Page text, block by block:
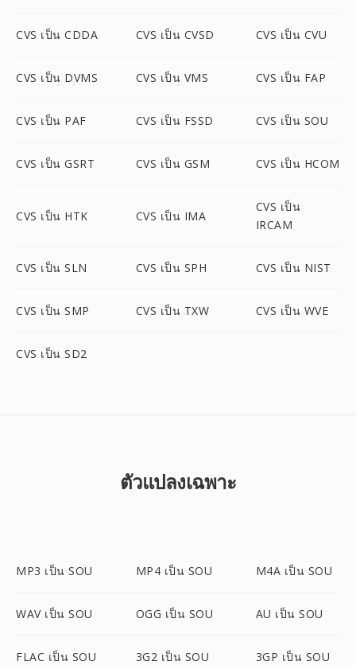
CVS เป็น CDDA CVS เป็น CVSD CVS เป็น CVU
CVS เป็น DVMS CVS เป็น VMS CVS เป็น FAP
CVS เป็น PAF CVS เป็น FSSD CVS เป็น SOU
CVS เป็น GSRT CVS เป็น GSM CVS เป็น HCOM
CVS เป็น HTK CVS เป็น IMA
CVS เป็น
IRCAM
CVS เป็น SLN CVS เป็น SPH CVS เป็น NIST
CVS เป็น SMP CVS เป็น TXW CVS เป็น WVE
CVS เป็น SD2
ตัวแปลงเฉพาะ
MP3 เป็น SOU MP4 เป็น SOU M4A เป็น SOU
WAV เป็น SOU OGG เป็น SOU AU เป็น SOU
FLAC เป็น SOU 3G2 เป็น SOU 3GP เป็น SOU